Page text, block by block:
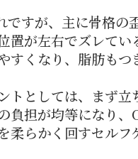
ですが、主に骨格
置が左右でズレてい
すくなり、脂肪もつ
トとしては、まず
負担が均等になり
柔らかく回すセルフ